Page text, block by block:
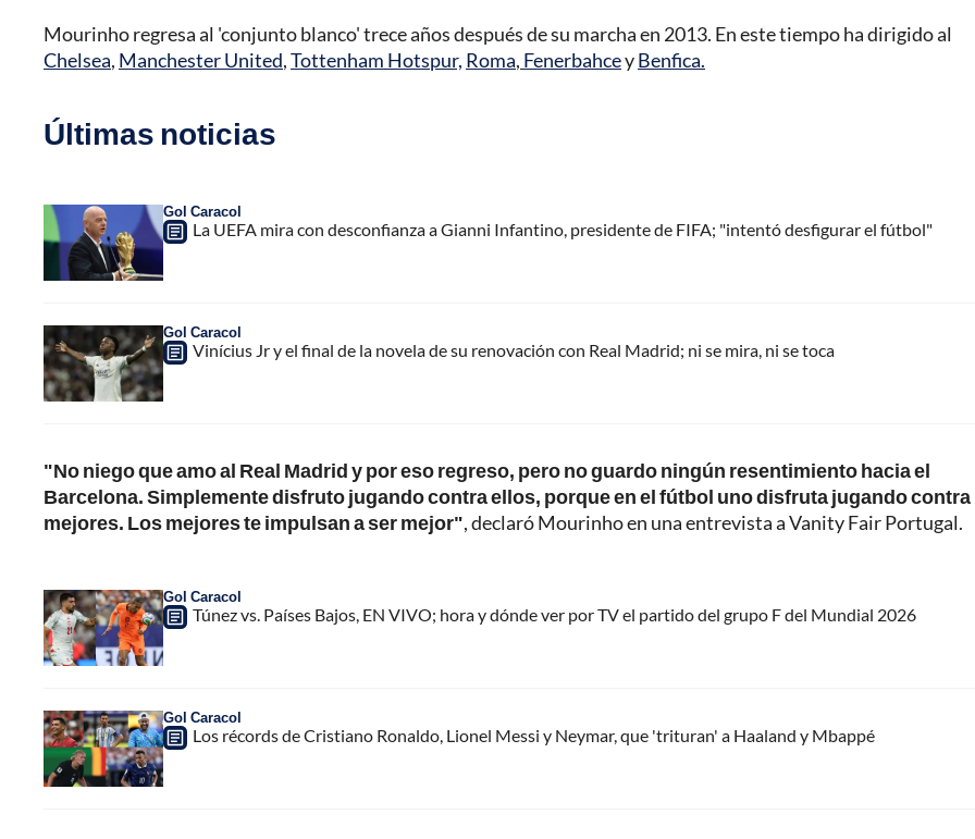
Mourinho regresa al 'conjunto blanco' trece años después de su marcha en 2013. En este tiempo ha dirigido al
Chelsea, Manchester United,Tottenham Hotspur, Roma, FenerbahceyBenfica.
Últimas noticias
Gol Caracol
La UEFA mira con desconfianza a Gianni Infantino, presidente de FIFA; "intentó desfigurar el fútbol"
Gol Caracol
Vinícius Jr y el final de la novela de su renovación con Real Madrid; ni se mira, ni se toca
"No niego que amo al Real Madrid y por eso regreso, pero no guardo ningún resentimiento hacia el
Barcelona. Simplemente disfruto jugando contra ellos, porque en el fútbol uno disfruta jugando contra
mejores. Los mejores te impulsan a ser mejor", declaró Mourinho en una entrevista a Vanity Fair Portugal.
Gol Caracol
Túnez vs. Países Bajos, EN VIVO; hora y dónde ver por TV el partido del grupo F del Mundial 2026
Gol Caracol
Los récords de Cristiano Ronaldo, Lionel Messi y Neymar, que 'trituran' a Haaland y Mbappé